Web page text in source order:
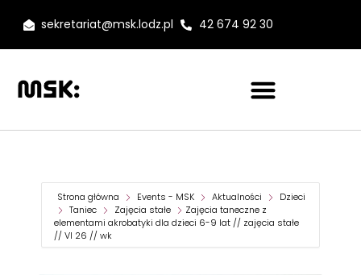
sekretariat@msk.lodz.pl 42 674 92 30
Strona główna Events - MSK Aktualności
Dzieci
Taniec
Zajęcia stałe
Zajęcia taneczne z
elementami akrobatyki dla dzieci 6-9 lat // zajęcia stałe
// VI 26 // wk